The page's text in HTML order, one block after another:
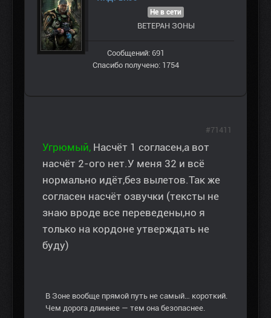
Не в сети
ВЕТЕРАН ЗOНЫ
Сообщений: 691
Спасибо получено: 1754
Угрюмый, Насчёт 1 согласен,а вот
насчёт 2-ого нет.У меня 32 и всё
нормально идёт,без вылетов.Так же
согласен насчёт озвучки (тексты не
знаю вроде все переведены,но я
только на кордоне утверждать не
буду)
В Зоне вообще прямой путь не самый… короткий.
Чем дорога длиннее — тем она безопаснее.
#71411